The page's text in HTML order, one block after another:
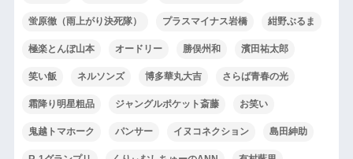
蛍原徹（雨上がり決死隊） プラスマイナス岩橋 紺野ぶるま
極楽とんぼ山本 オードリー 勝俣州和 濱田祐太郎
笑い飯 ネルソンズ 博多華丸大吉 さらば青春の光
霜降り明星粗品 ジャングルポケット斎藤 お笑い
鬼越トマホーク パンサー イヌコネクション 島田紳助